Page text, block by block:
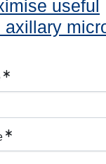
useful
axillary